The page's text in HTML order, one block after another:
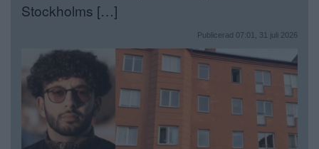
Stockholms […]
Publicerad 07:01, 31 juli 2026